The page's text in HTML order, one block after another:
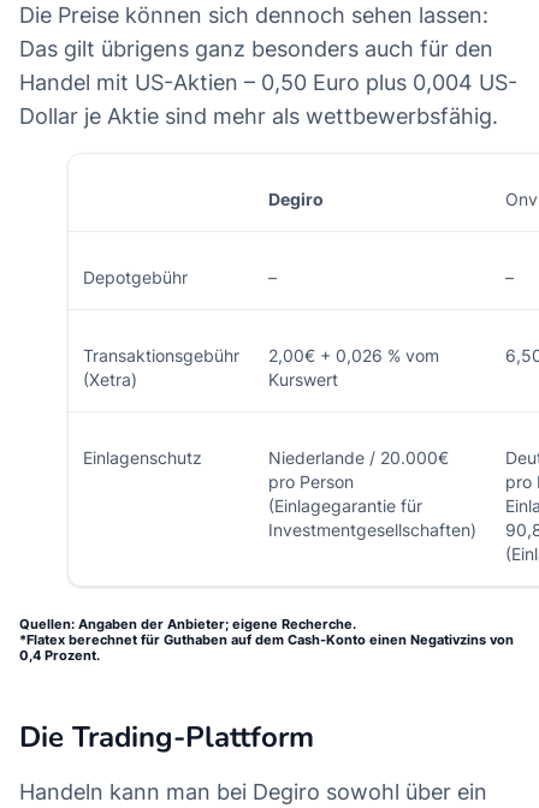
Die Preise können sich dennoch sehen lassen:
Das gilt übrigens ganz besonders auch für den
Handel mit US-Aktien – 0,50 Euro plus 0,004 US-
Dollar je Aktie sind mehr als wettbewerbsfähig.
Degiro
Depotgebühr – –
Transaktionsgebühr
(Xetra)
2,00€ + 0,026 % vom
Kurswert
Einlagenschutz
Niederlande / 20.000€
pro Person
(Einlagegarantie für
Investmentgesellschaften)
pro
Quellen: Angaben der Anbieter; eigene Recherche.
*Flatex berechnet für Guthaben auf dem Cash-Konto einen Negativzins von
0,4 Prozent.
Die Trading-Plattform
Handeln kann man bei Degiro sowohl über ein